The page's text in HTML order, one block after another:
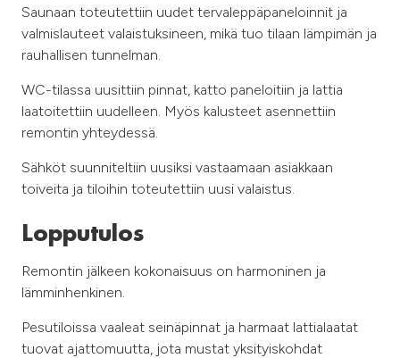
Saunaan toteutettiin uudet tervaleppäpaneloinnit ja
valmislauteet valaistuksineen, mikä tuo tilaan lämpimän ja
rauhallisen tunnelman.
WC-tilassa uusittiin pinnat, katto paneloitiin ja lattia
laatoitettiin uudelleen. Myös kalusteet asennettiin
remontin yhteydessä.
Sähköt suunniteltiin uusiksi vastaamaan asiakkaan
toiveita ja tiloihin toteutettiin uusi valaistus.
Lopputulos
Remontin jälkeen kokonaisuus on harmoninen ja
lämminhenkinen.
Pesutiloissa vaaleat seinäpinnat ja harmaat lattialaatat
tuovat ajattomuutta, jota mustat yksityiskohdat